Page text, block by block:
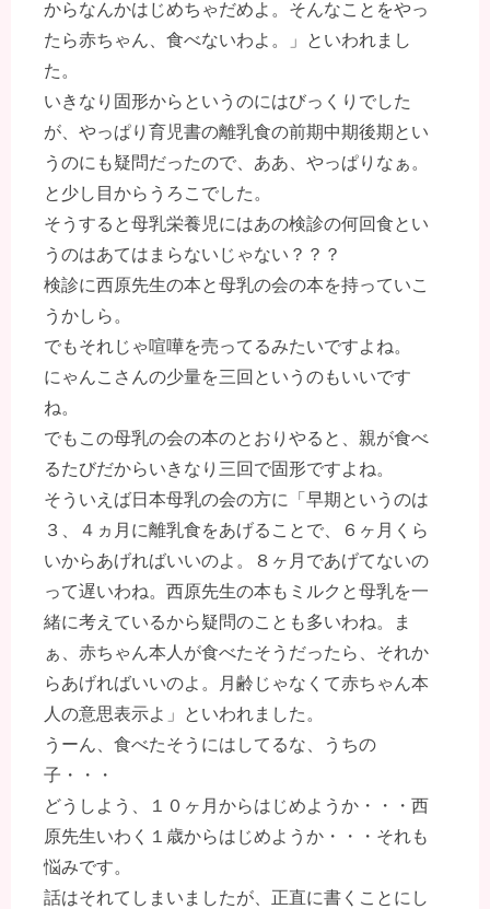
からなんかはじめちゃだめよ。そんなことをやっ
たら赤ちゃん、食べないわよ。」といわれまし
た。
いきなり固形からというのにはびっくりでした
が、やっぱり育児書の離乳食の前期中期後期とい
うのにも疑問だったので、ああ、やっぱりなぁ。
と少し目からうろこでした。
そうすると母乳栄養児にはあの検診の何回食とい
うのはあてはまらないじゃない？？？
検診に西原先生の本と母乳の会の本を持っていこ
うかしら。
でもそれじゃ喧嘩を売ってるみたいですよね。
にゃんこさんの少量を三回というのもいいです
ね。
でもこの母乳の会の本のとおりやると、親が食べ
るたびだからいきなり三回で固形ですよね。
そういえば日本母乳の会の方に「早期というのは
３、４ヵ月に離乳食をあげることで、６ヶ月くら
いからあげればいいのよ。８ヶ月であげてないの
って遅いわね。西原先生の本もミルクと母乳を一
緒に考えているから疑問のことも多いわね。ま
ぁ、赤ちゃん本人が食べたそうだったら、それか
らあげればいいのよ。月齢じゃなくて赤ちゃん本
人の意思表示よ」といわれました。
うーん、食べたそうにはしてるな、うちの
子・・・
どうしよう、１０ヶ月からはじめようか・・・西
原先生いわく１歳からはじめようか・・・それも
悩みです。
話はそれてしまいましたが、正直に書くことにし